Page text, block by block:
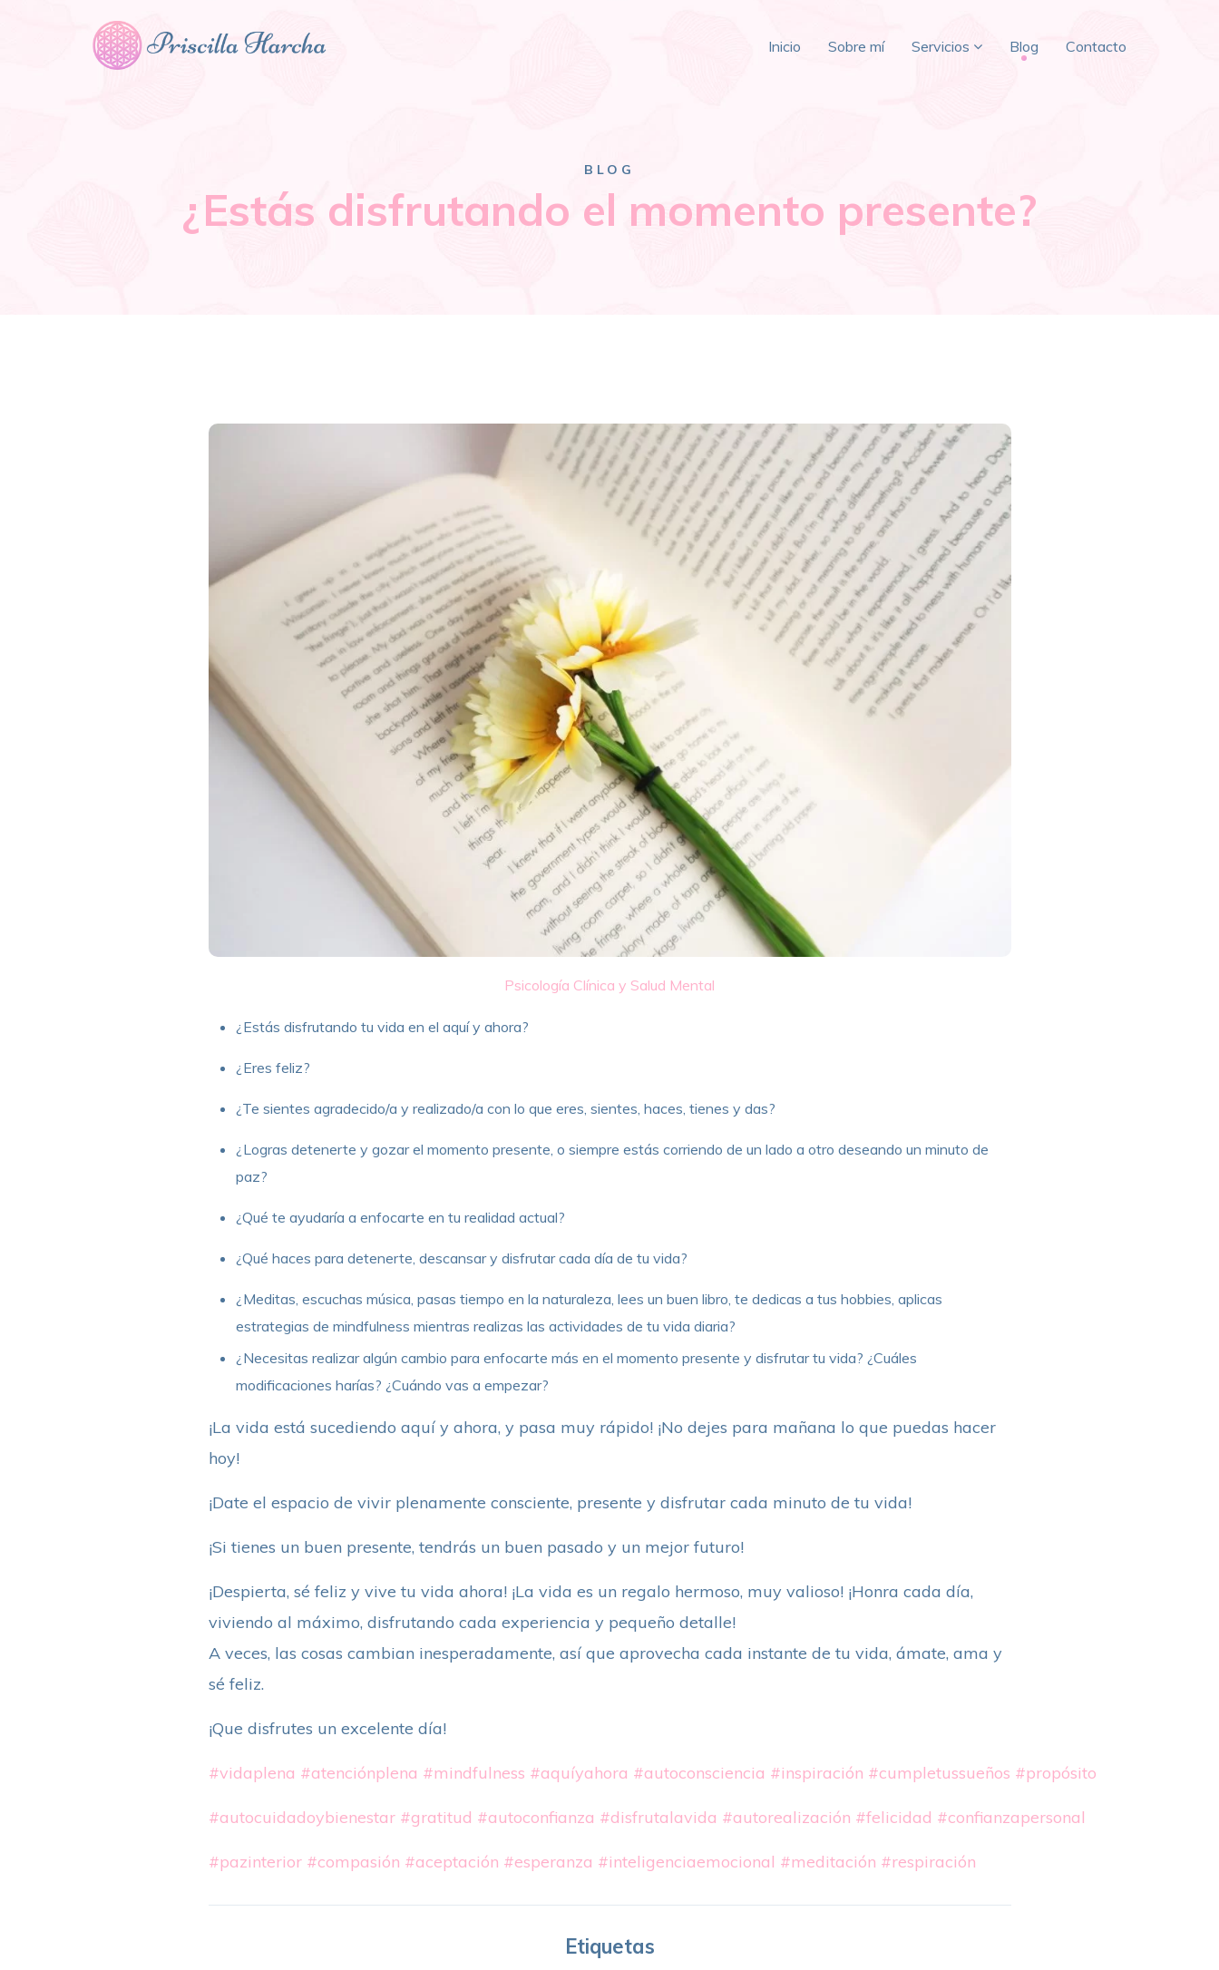
Inicio Sobre mí Servicios Blog Contacto
BLOG
¿Estás disfrutando el momento presente?
Psicología Clínica y Salud Mental
¿Estás disfrutando tu vida en el aquí y ahora?
¿Eres feliz?
¿Te sientes agradecido/a y realizado/a con lo que eres, sientes, haces, tienes y das?
¿Logras detenerte y gozar el momento presente, o siempre estás corriendo de un lado a otro deseando un minuto de
paz?
¿Qué te ayudaría a enfocarte en tu realidad actual?
¿Qué haces para detenerte, descansar y disfrutar cada día de tu vida?
¿Meditas, escuchas música, pasas tiempo en la naturaleza, lees un buen libro, te dedicas a tus hobbies, aplicas
estrategias de mindfulness mientras realizas las actividades de tu vida diaria?
¿Necesitas realizar algún cambio para enfocarte más en el momento presente y disfrutar tu vida? ¿Cuáles
modificaciones harías? ¿Cuándo vas a empezar?
¡La vida está sucediendo aquí y ahora, y pasa muy rápido! ¡No dejes para mañana lo que puedas hacer
hoy!
¡Date el espacio de vivir plenamente consciente, presente y disfrutar cada minuto de tu vida!
¡Si tienes un buen presente, tendrás un buen pasado y un mejor futuro!
¡Despierta, sé feliz y vive tu vida ahora! ¡La vida es un regalo hermoso, muy valioso! ¡Honra cada día,
viviendo al máximo, disfrutando cada experiencia y pequeño detalle!
A veces, las cosas cambian inesperadamente, así que aprovecha cada instante de tu vida, ámate, ama y
sé feliz.
¡Que disfrutes un excelente día!
#vidaplena #atenciónplena #mindfulness #aquíyahora #autoconsciencia #inspiración #cumpletussueños #propósito
#autocuidadoybienestar #gratitud #autoconfianza #disfrutalavida #autorealización #felicidad #confianzapersonal
#pazinterior #compasión #aceptación #esperanza #inteligenciaemocional #meditación #respiración
Etiquetas